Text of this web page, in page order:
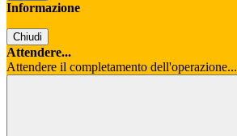
Informazione
Chiudi
Attendere...
Attendere il completamento dell'operazione...